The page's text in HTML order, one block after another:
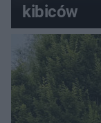
kibiców